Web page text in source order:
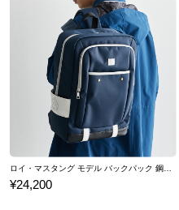
※素材の特性上、摩擦によりラメが剥
擦や接触を避けるなど、取り扱いにご
※一度グリッターが?がれた部分に関
※着用モデル身長：160cm
※モデル着用サイズ：24.5cm
※画像はサンプルです。実際の商品と
27.5cm EE
※足囲は親指の付け根の一番出
出ている部分をメジャーで巻き
サイズガイドページはこちら
¥24,200